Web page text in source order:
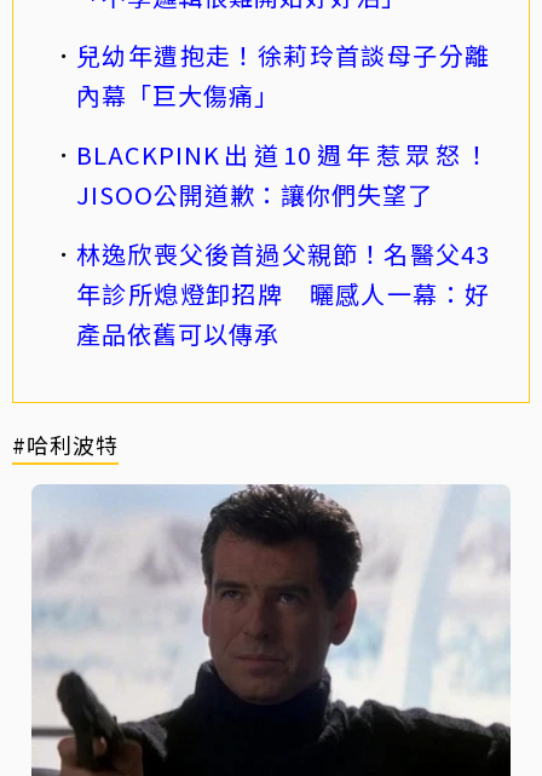
兒幼年遭抱走！徐莉玲首談母子分離
內幕「巨大傷痛」
BLACKPINK出道10週年惹眾怒！
JISOO公開道歉：讓你們失望了
林逸欣喪父後首過父親節！名醫父43
年診所熄燈卸招牌 曬感人一幕：好
產品依舊可以傳承
#哈利波特